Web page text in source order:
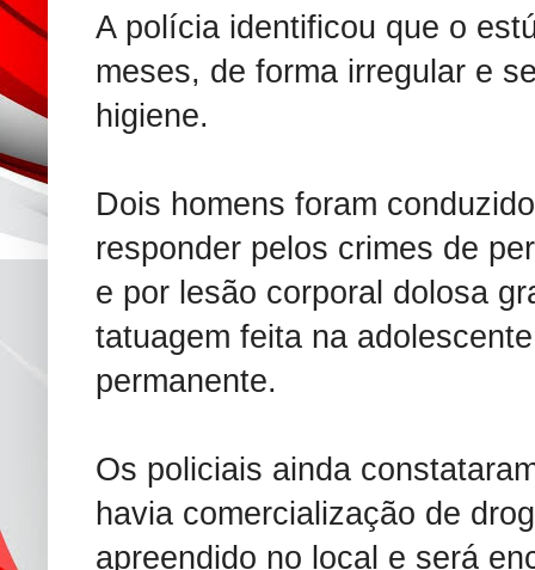
A polícia identificou que o
meses, de forma irregular e
higiene.
Dois homens foram
responder pelos crimes de
e por lesão corporal dolosa
tatuagem feita na
permanente.
Os policiais ainda
havia comercialização de
apreendido no local e será